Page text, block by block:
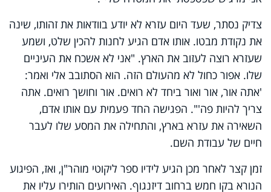
צדיק נסתר, שעד היום עזרא לא יודע בוודאות את זהותו, שינה
את נקודת מבטו. אותו אדם הגיע לחנות להכין שלט, ושמע
שעזרא רוצה לעזוב את הארץ. "אני לא אשכח את העיניים
שלו. אפור כחול לא מהעולם הזה. הוא הסתובב אלי ואמר:
'אתה אור, אור ואור ביחד לא רואים. אור וחושך רואים. אתה
צריך להיות פה'". הפגישה החד פעמית עם אותו אדם,
השאירה את עזרא בארץ, והתחילה את המסע שלו לעבר
חיים של עבודת השם.
זמן קצר לאחר מכן הגיע לידיו ספר ליקוטי מוהר"ן, ואז, הפיגוע
הנורא בקו חמש ברחוב דיזנגוף. האירועים הותירו עליו את